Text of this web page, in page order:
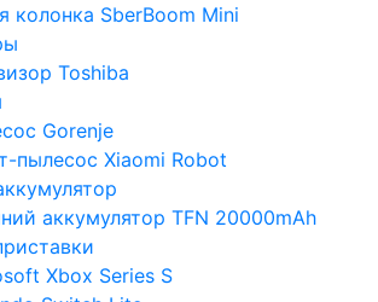
колонка SberBoom Mini
Toshiba
Gorenje
пылесос Xiaomi Robot
аккумулятор TFN 20000mAh
Xbox Series S